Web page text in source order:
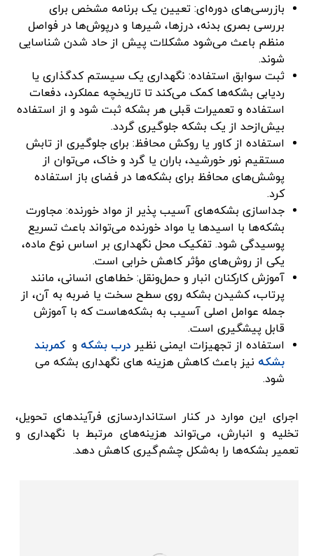
بازرسی‌های دوره‌ای: تعیین یک برنامه مشخص برای
بررسی بصری بدنه، درزها، شیرها و درپوش‌ها در فواصل
منظم باعث می‌شود مشکلات پیش از حاد شدن شناسایی
شوند.
ثبت سوابق استفاده: نگهداری یک سیستم کدگذاری یا
ردیابی بشکه‌ها کمک می‌کند تا تاریخچه عملکرد، دفعات
استفاده و تعمیرات قبلی هر بشکه ثبت شود و از استفاده
بیش‌ازحد از یک بشکه جلوگیری گردد.
استفاده از کاور یا روکش محافظ: برای جلوگیری از تابش
مستقیم نور خورشید، باران یا گرد و خاک، می‌توان از
پوشش‌های محافظ برای بشکه‌ها در فضای باز استفاده
کرد.
جداسازی بشکه‌های آسیب‌ پذیر از مواد خورنده: مجاورت
بشکه‌ها با اسیدها یا مواد خورنده می‌تواند باعث تسریع
پوسیدگی شود. تفکیک محل نگهداری بر اساس نوع ماده،
یکی از روش‌های مؤثر کاهش خرابی است.
آموزش کارکنان انبار و حمل‌ونقل: خطاهای انسانی، مانند
پرتاب، کشیدن بشکه روی سطح سخت یا ضربه به آن، از
جمله عوامل اصلی آسیب به بشکه‌هاست که با آموزش
قابل پیشگیری است.
استفاده از تجهیزات ایمنی نظیر درب بشکه وکمربند
بشکه نیز باعث کاهش هزینه های نگهداری بشکه می
شود.
اجرای این موارد در کنار استانداردسازی فرآیندهای تحویل،
تخلیه و انبارش، می‌تواند هزینه‌های مرتبط با نگهداری و
تعمیر بشکه‌ها را به‌شکل چشم‌گیری کاهش دهد.